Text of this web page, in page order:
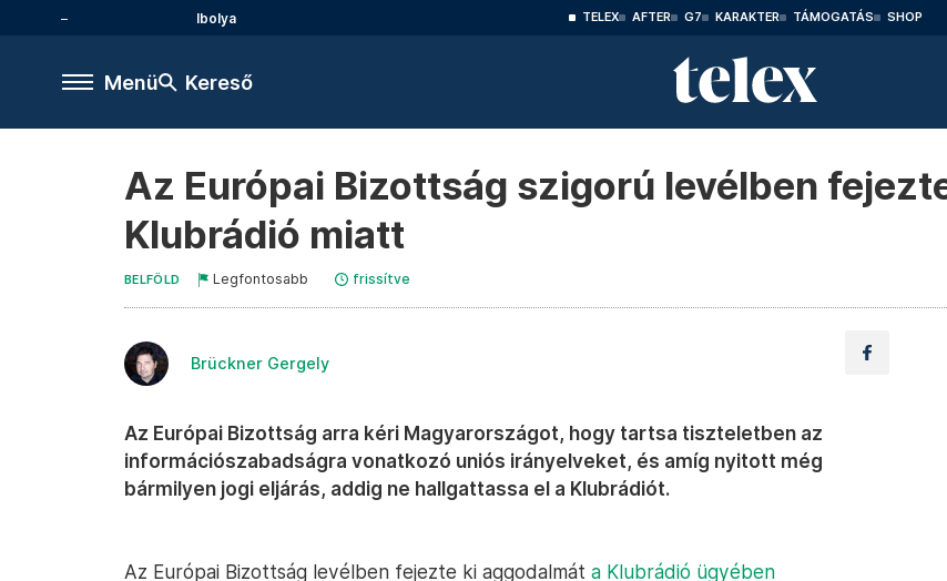
Ibolya TELEX AFTER G7 KARAKTER TÁMOGATÁS SHOP
Menü Kereső
Az Európai Bizottság szigorú levélben
Klubrádió miatt
BELFÖLD Legfontosabb frissítve
Brückner Gergely
Az Európai Bizottság arra kéri Magyarországot, hogy tartsa tiszteletben az
információszabadságra vonatkozó uniós irányelveket, és amíg nyitott még
bármilyen jogi eljárás, addig ne hallgattassa el a Klubrádiót.
Az Európai Bizottság levélben fejezte ki aggodalmát a Klubrádió ügyében